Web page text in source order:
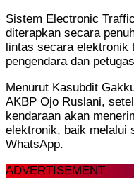
Sistem Electronic
diterapkan secara
lintas secara elektronik
pengendara dan
Menurut Kasubdit
AKBP Ojo Ruslani,
kendaraan akan
elektronik, baik melalui
WhatsApp.
ADVERTISEMENT